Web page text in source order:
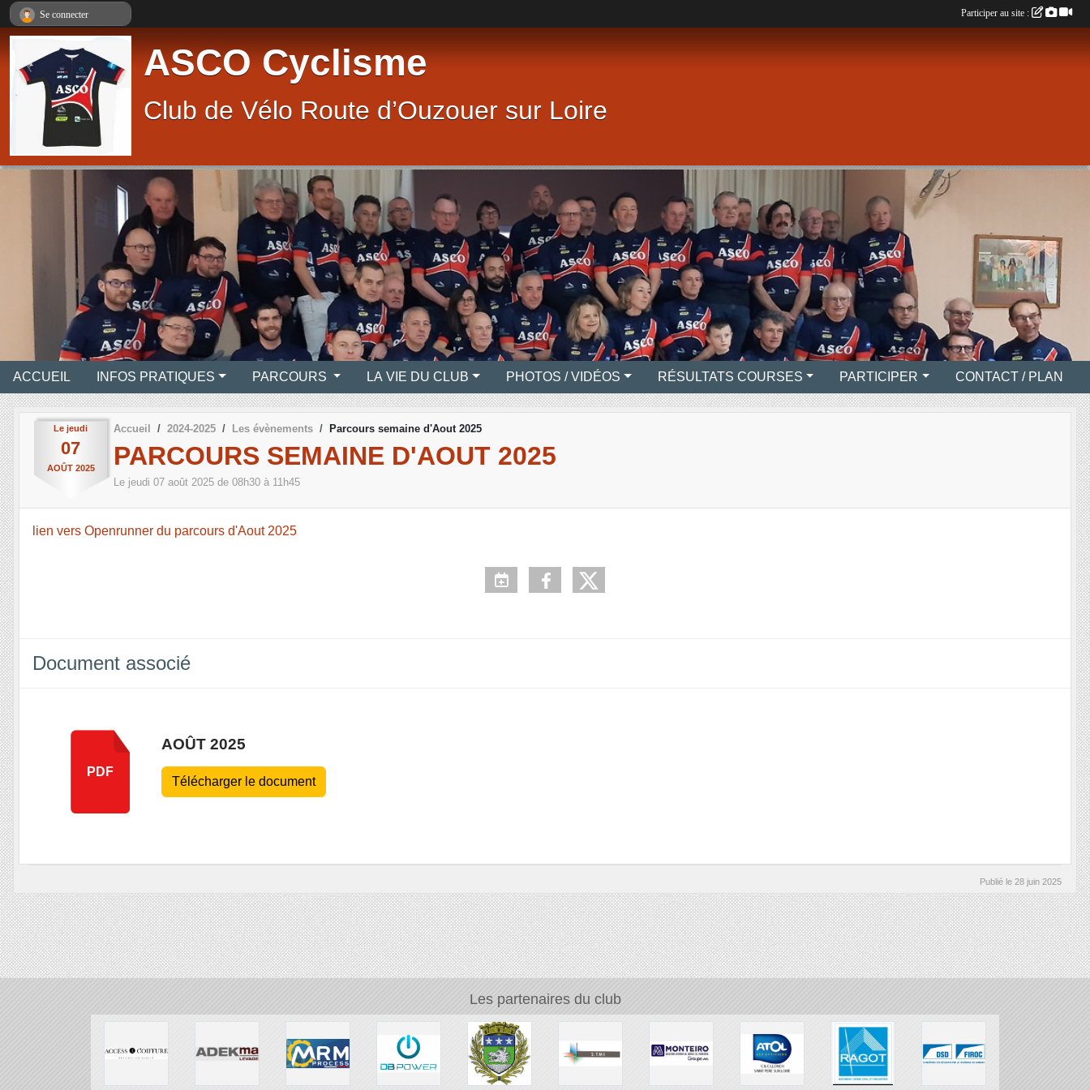
ASCO Cyclisme
Club de Vélo Route d’Ouzouer sur Loire
ACCUEIL INFOS PRATIQUES PARCOURS LA VIE DU CLUB PHOTOS / VIDÉOS RÉSULTATS COURSES PARTICIPER CONTACT / PLAN
Le jeudi
07
AOÛT 2025
Accueil 2024-2025 Les évènements Parcours semaine d'Aout 2025
PARCOURS SEMAINE D'AOUT 2025
Le jeudi 07 août 2025 de 08h30 à 11h45
lien vers Openrunner du parcours d'Aout 2025
Document associé
PDF
AOÛT 2025
Télécharger le document
Publié le 28 juin 2025
Les partenaires du club
Se connecter Participer au site :
Panneau de gestion des cookies